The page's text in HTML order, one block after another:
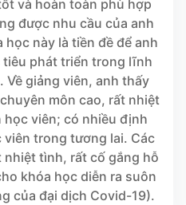
và hoàn toàn phù hợp
được nhu cầu của anh
này là tiền đề để anh
phát triển trong lĩnh
Về giảng viên, anh thấy
môn cao, rất nhiệt
viên; có nhiều định
trong tương lai. Các
nhiệt tình, rất cố gắng hỗ
khóa học diễn ra suôn
của đại dịch Covid-19).